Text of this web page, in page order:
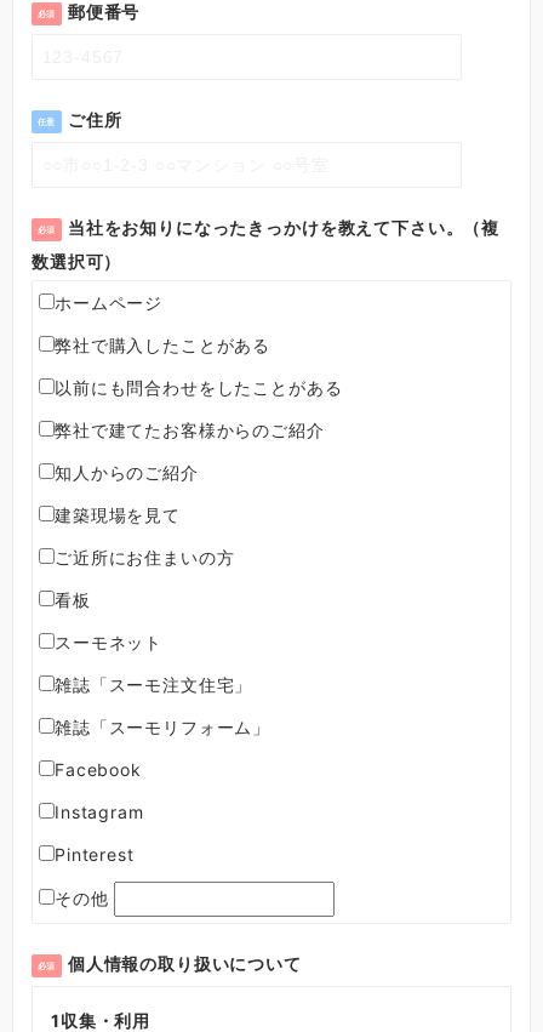
必須 郵便番号
任意 ご住所
必須
当社をお知りになったきっかけを教えて下さい。（複
数選択可）
ホームページ
弊社で購入したことがある
以前にも問合わせをしたことがある
弊社で建てたお客様からのご紹介
知人からのご紹介
建築現場を見て
ご近所にお住まいの方
看板
スーモネット
雑誌「スーモ注文住宅」
雑誌「スーモリフォーム」
Facebook
Instagram
Pinterest
その他
必須 個人情報の取り扱いについて
1収集・利用